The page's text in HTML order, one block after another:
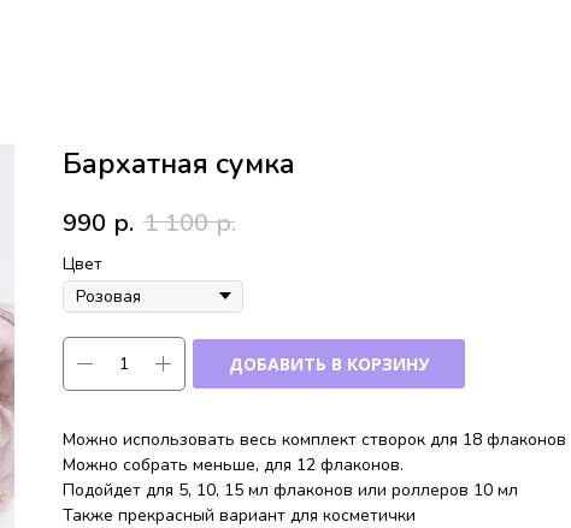
Бархатная сумка
990 р. 1 100 р.
Цвет
ДОБАВИТЬ В КОРЗИНУ
Можно использовать весь комплект створок для 18 флаконов
Можно собрать меньше, для 12 флаконов.
Подойдет для 5, 10, 15 мл флаконов или роллеров 10 мл
Также прекрасный вариант для косметички